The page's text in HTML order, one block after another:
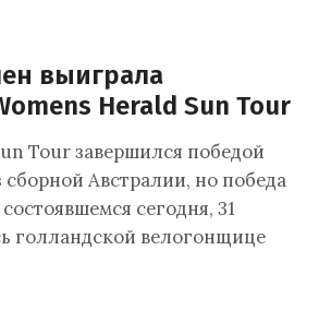
выиграла
Herald Sun Tour
Tour завершился победой
Австралии, но победа
сегодня, 31
голландской велогонщице